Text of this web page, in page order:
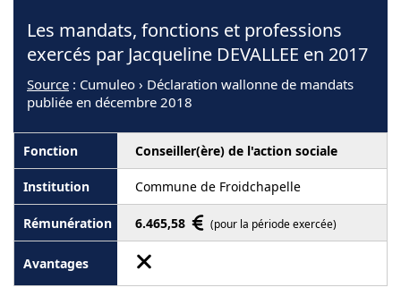
Les mandats, fonctions et professions
exercés par Jacqueline DEVALLEE en 2017
Source : Cumuleo › Déclaration wallonne de mandats
publiée en décembre 2018
Conseiller(ère) de l'action sociale
Commune de Froidchapelle
6.465,58 (pour la période exercée)